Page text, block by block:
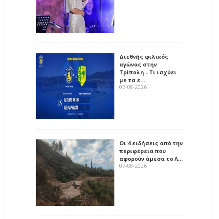
Διεθνής φιλικός
αγώνας στην
Τρίπολη - Τι ισχύει
με τα ε…
07-08-2026
Οι 4 ειδήσεις από την
περιφέρεια που
αφορούν άμεσα το Λ…
07-08-2026